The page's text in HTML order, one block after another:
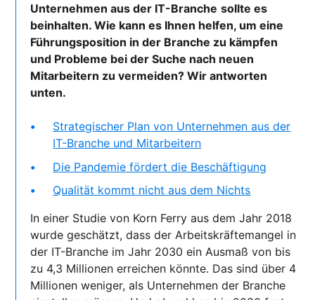
Unternehmen aus der IT-Branche sollte es
beinhalten. Wie kann es Ihnen helfen, um eine
Führungsposition in der Branche zu kämpfen
und Probleme bei der Suche nach neuen
Mitarbeitern zu vermeiden? Wir antworten
unten.
Strategischer Plan von Unternehmen aus der
IT-Branche und Mitarbeitern
Die Pandemie fördert die Beschäftigung
Qualität kommt nicht aus dem Nichts
In einer Studie von Korn Ferry aus dem Jahr 2018
wurde geschätzt, dass der Arbeitskräftemangel in
der IT-Branche im Jahr 2030 ein Ausmaß von bis
zu 4,3 Millionen erreichen könnte. Das sind über 4
Millionen weniger, als Unternehmen der Branche